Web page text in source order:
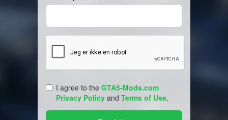
I agree to the GTA5-Mods.com
Privacy Policy and Terms of Use.